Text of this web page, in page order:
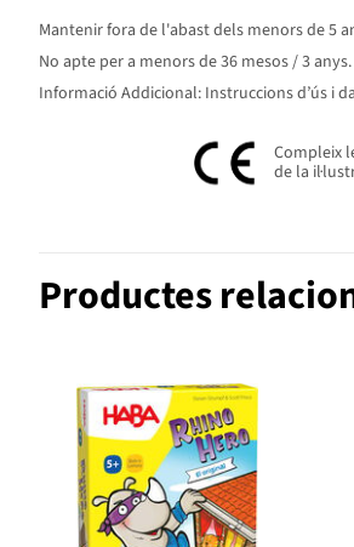
Mantenir fora de l'abast dels menors de 5
No apte per a menors de 36 mesos / 3
Informació Addicional: Instruccions d’ús i
Compleix
de la
Productes